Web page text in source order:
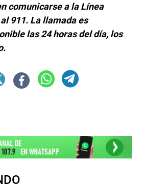
comunicarse a la Línea
911. La llamada es
las 24 horas del día, los